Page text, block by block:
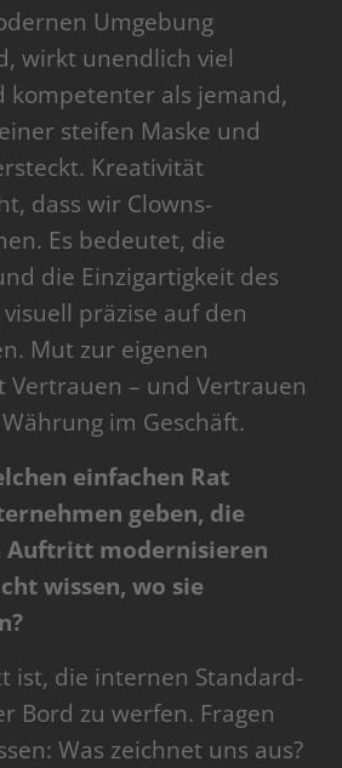
Umgebung
wirkt unendlich viel
kompetenter als jemand,
steifen Maske und
Kreativität
dass wir Clowns-
Es bedeutet, die
die Einzigartigkeit des
präzise auf den
Mut zur eigenen
Vertrauen – und Vertrauen
im Geschäft.
einfachen Rat
geben, die
Auftritt modernisieren
wissen, wo sie
ist, die internen Standard-
Bord zu werfen. Fragen
Was zeichnet uns aus?